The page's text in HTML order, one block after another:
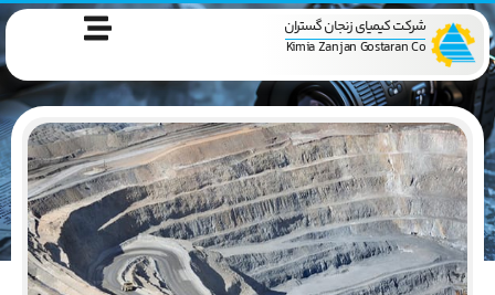
شرکت کیمیای زنجان گستران
Kimia Zanjan Gostaran Co